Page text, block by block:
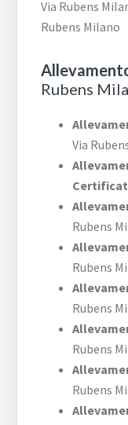
Via Rubens
Rubens Milano
Rubens
Via
Rubens
Rubens
Rubens
Rubens
Rubens